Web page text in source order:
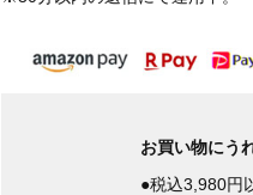
お買い物にう
●税込3,980円